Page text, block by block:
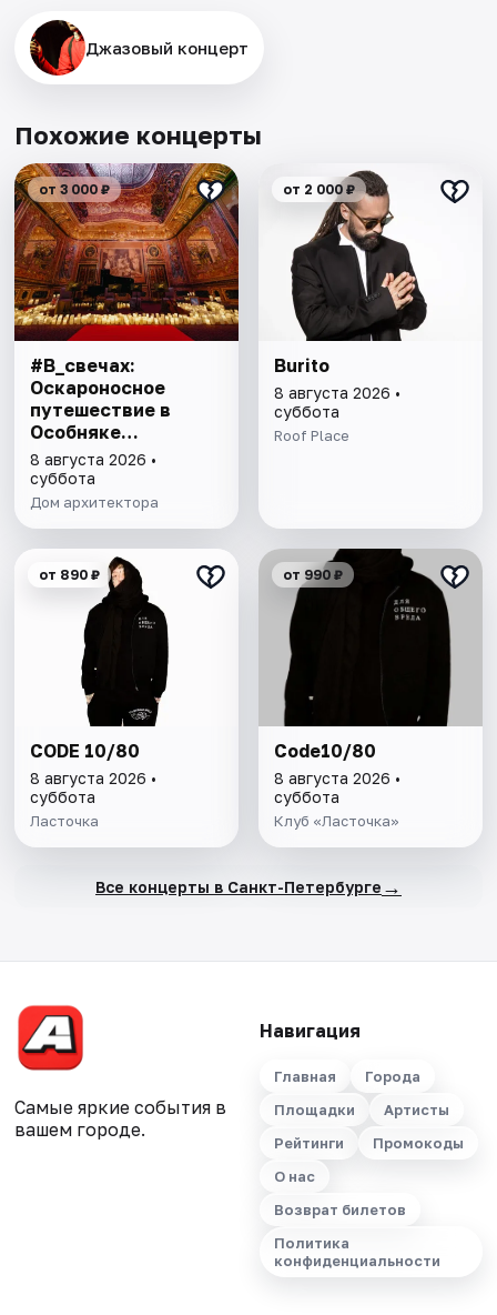
Джазовый концерт
Похожие концерты
от 3 000 ₽
#В_свечах:
Оскароносное
путешествие в
Особняке
Половцова
8 августа 2026 •
суббота
Дом архитектора
от 2 000 ₽
Burito
8 августа 2026 •
суббота
Roof Place
от 890 ₽
CODE 10/80
8 августа 2026 •
суббота
Ласточка
от 990 ₽
Code10/80
8 августа 2026 •
суббота
Клуб «Ласточка»
Все концерты в Санкт-Петербурге →
Самые яркие события в
вашем городе.
Навигация
Главная
Города
Площадки
Артисты
Рейтинги
Промокоды
О нас
Возврат билетов
Политика
конфиденциальности